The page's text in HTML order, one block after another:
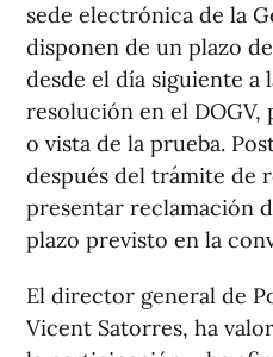
sede electrónica de la
disponen de un plazo
desde el día siguiente a
resolución en el
o vista de la prueba.
después del trámite de
presentar reclamación
plazo previsto en la
El director general de
Vicent Satorres, ha